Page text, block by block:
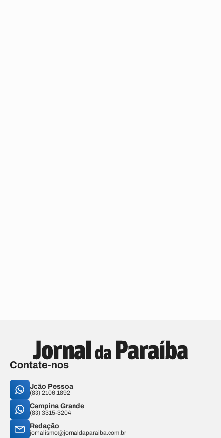
Contate-nos
João Pessoa
(83) 2106.1892
Campina Grande
(83) 3315-3204
Redação
jornalismo@jornaldaparaiba.com.br